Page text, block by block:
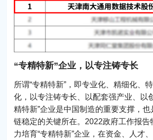
“专精特新”企业，以专注铸专长
所谓“专精特新”，即专业化、精细化、
化，以专注铸专长、以配套强产业、以
精特新”企业是中国制造的重要支撑，
链稳定的关键所在。2022政府工作报告
力培育“专精特新”企业，在资金、人才